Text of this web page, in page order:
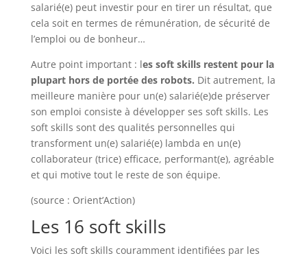
salarié(e) peut investir pour en tirer un résultat, que
cela soit en termes de rémunération, de sécurité de
l’emploi ou de bonheur…
Autre point important : les soft skills restent pour la
plupart hors de portée des robots. Dit autrement, la
meilleure manière pour un(e) salarié(e)de préserver
son emploi consiste à développer ses soft skills. Les
soft skills sont des qualités personnelles qui
transforment un(e) salarié(e) lambda en un(e)
collaborateur (trice) efficace, performant(e), agréable
et qui motive tout le reste de son équipe.
(source : Orient’Action)
Les 16 soft skills
Voici les soft skills couramment identifiées par les